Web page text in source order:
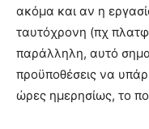
ακόμα και αν η
ταυτόχρονη (πχ
παράλληλη, αυτό
προϋποθέσεις να
ώρες ημερησίως, το